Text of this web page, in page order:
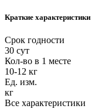
Краткие характеристики
Срок годности
30 сут
Кол-во в 1 месте
10-12 кг
Ед. изм.
кг
Все характеристики